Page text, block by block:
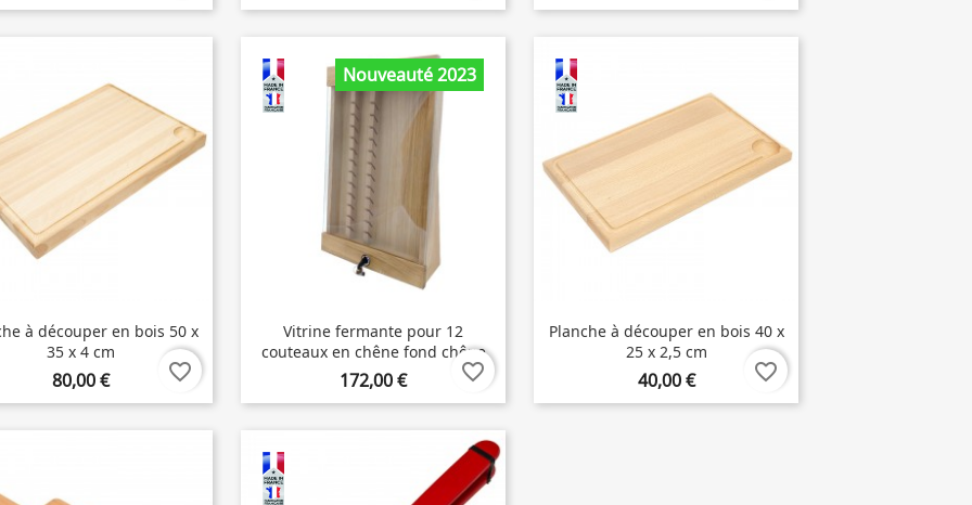
à découper en bois 50 x
35 x 4 cm
80,00 € favorite_border
Nouveauté 2023
Vitrine fermante pour 12
couteaux en chêne fond chêne
172,00 € favorite_border
Planche à découper en bois 40 x
25 x 2,5 cm
40,00 € favorite_border